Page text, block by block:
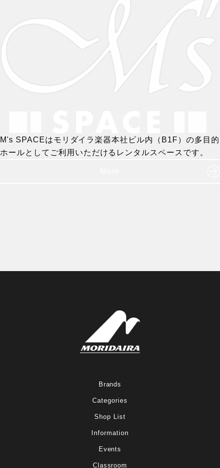
M's SPACEはモリダイラ楽器本社ビル内（B1F）の多目的
ホールとしてご利用いただけるレンタルスペースです。
Brands
Categories
Shop List
Information
Events
Classroom